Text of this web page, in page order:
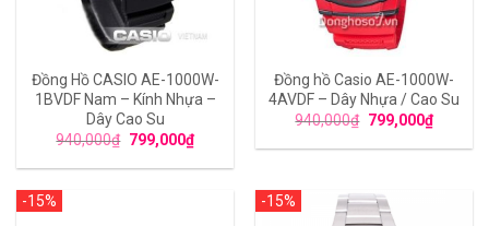
Đồng Hồ CASIO AE-1000W-
1BVDF Nam – Kính Nhựa –
Dây Cao Su
940,000₫ 799,000₫
Đồng hồ Casio AE-1000W-
4AVDF – Dây Nhựa / Cao Su
940,000₫ 799,000₫
-15% -15%